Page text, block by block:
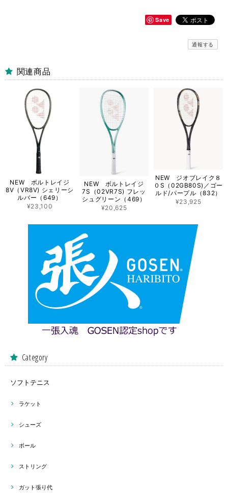
Save
通報する
関連商品
NEW ボルトレイジ
8V（VR8V) シェリーシ
ルバー（649）
¥23,100
NEW ボルトレイジ
7S（02VR7S) フレッ
シュグリーン（469）
¥20,625
NEW ジオブレイク８
０S（02GB80S)／ゴー
ルド/パープル（832）
¥23,925
Category
ソフトテニス
ラケット
シューズ
ボール
ストリング
ガット張り代